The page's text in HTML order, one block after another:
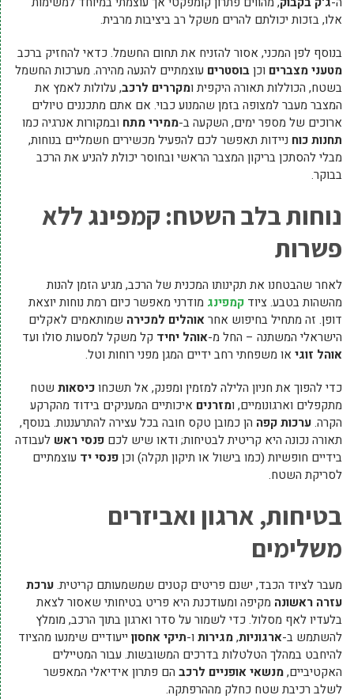
אלו, בזכות יכולתם להרים משקל רב ביציבות מרבית.
בנוסף לפן המכני, אסור להזניח את תחום החשמל. כדאי להחזיק ברכב
מטעני מצברים וכןבוסטרים עוצמתיים להנעה מהירה. מערכות החשמל
בשטח, הכוללות תאורה היקפית ומקררים לרכב, עלולות לאמץ את
המצבר מעבר למצופה בזמן שהמנוע כבוי. אם אתם מתכננים טיולים
ארוכים של מספר ימים, השקעה ב-ממירי מתח ובמקורות אנרגיה כמו
תחנות כוח ניידות תאפשר לכם להפעיל מכשירים חשמליים בנוחות,
מבלי להסתכן בריקון המצבר הראשי ובחוסר יכולת להניע את הרכב
בבוקר.
נוחות בלב השטח: קמפינג ללא
פשרות
לאחר שהבטחנו את תקינותו המכנית של הרכב, מגיע הזמן להנות
מהשהות בטבע. ציוד קמפינג מודרני מאפשר כיום רמת נוחות יוצאת
דופן. זה מתחיל בחיפוש אחראוהלים למכירה שמותאמים לאקלים
הישראלי המשתנה – החל מ-אוהל יחיד קל משקל למסעות סולו ועד
אוהל זוגי או משפחתי רחב ידיים המגן מפני רוחות וטל.
כדי להפוך את חניון הלילה למזמין ומפנק, אל תשכחוכיסאות שטח
מתקפלים וארגונומיים, ומזרנים איכותיים המעניקים בידוד מהקרקע
הקרה.ערכות קפה הן כמובן טקס חובה בכל עצירה להתרעננות. בנוסף,
תאורה נכונה היא קריטית לבטיחות; ודאו שיש לכם פנסי ראש לעבודה
בידיים חופשיות (כמו בישול או תיקון תקלה) וכןפנסי יד עוצמתיים
לסריקת השטח.
בטיחות, ארגון ואביזרים
משלימים
מעבר לציוד הכבד, ישנם פריטים קטנים שמשמעותם קריטית.ערכת
עזרה ראשונה מקיפה ומעודכנת היא פריט בטיחותי שאסור לצאת
בלעדיו לאף מסלול. כדי לשמור על סדר וארגון בתוך הרכב, מומלץ
להשתמש ב-ארגוניות,מגירות ו-תיקי אחסון ייעודיים שימנעו מהציוד
להיחבט במהלך הטלטלות בדרכים המשובשות. עבור המטיילים
האקטיביים,מנשאי אופניים לרכב הם פתרון אידיאלי המאפשר
לשלב רכיבת שטח כחלק מההרפתקה.